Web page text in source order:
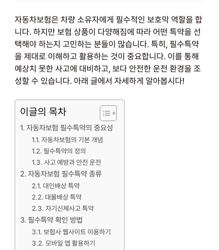
자동차보험은 차량 소유자에게 필수적인 보호막 역할을 합
니다. 하지만 보험 상품이 다양해짐에 따라 어떤 특약을 선
택해야 하는지 고민하는 분들이 많습니다. 특히, 필수특약
을 제대로 이해하고 활용하는 것이 중요합니다. 이를 통해
예상치 못한 사고에 대비하고, 보다 안전한 운전 환경을 조
성할 수 있습니다. 아래 글에서 자세하게 알아봅시다!
이글의 목차
자동차보험 필수특약의 중요성
자동차보험의 기본 개념
필수특약의 정의
사고 예방과 안전 운전
자동차보험 필수특약 종류
대인배상 특약
대물배상 특약
자기신체사고 특약
필수특약 확인 방법
보험사 웹사이트 이용하기
모바일 앱 활용하기